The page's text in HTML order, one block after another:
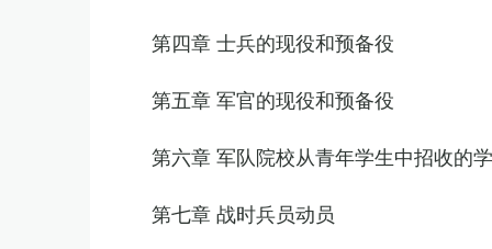
第四章 士兵的现役和预备役
第五章 军官的现役和预备役
第六章 军队院校从青年学生中招收的
第七章 战时兵员动员